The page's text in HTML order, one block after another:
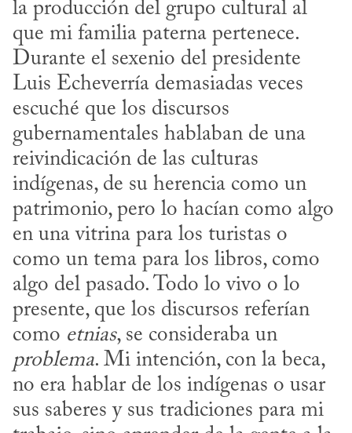
la producción del grupo cultural al
que mi familia paterna pertenece.
Durante el sexenio del presidente
Luis Echeverría demasiadas veces
escuché que los discursos
gubernamentales hablaban de una
reivindicación de las culturas
indígenas, de su herencia como un
patrimonio, pero lo hacían como algo
en una vitrina para los turistas o
como un tema para los libros, como
algo del pasado. Todo lo vivo o lo
presente, que los discursos referían
como etnias
problema. Mi intención, con la beca,
no era hablar de los indígenas o usar
sus saberes y sus tradiciones para mi